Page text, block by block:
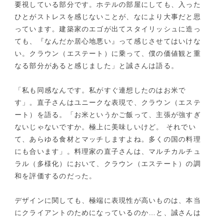
要視している部分です。ホテルの部屋にしても、入った
ひとがストレスを感じないことが、なにより大事だと思
っています。建築家のエゴが出てスタイリッシュに造っ
ても、『なんだか居心地悪い』って感じさせてはいけな
い。クラウン（エステート）に乗って、僕の価値観と重
なる部分があると感じました」と誠さんは語る。
「私も同感なんです。私がすぐ連想したのはお米で
す」。直子さんはユニークな表現で、クラウン（エステ
ート）を語る。「お米というかご飯って、主張が強すぎ
ないじゃないですか。極上に美味しいけど。 それでい
て、あらゆる食材とマッチしますよね。多くの国の料理
にも合います」。料理家の直子さんは、マルチカルチュ
ラル（多様化）において、クラウン（エステート）の調
和を評価するのだった。
デザインに関しても、極端に表現性が高いものは、本当
にクライアントのためになっているのか…と、誠さんは